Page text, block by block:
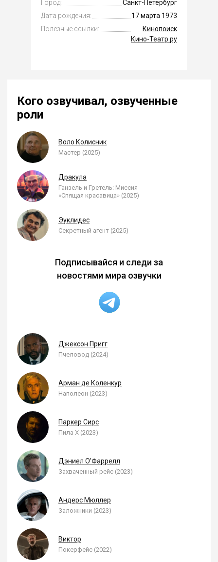
Город:
Санкт-Петербург
Дата рождения:
17 марта 1973
Полезные ссылки:
Кинопоиск
Кино-Театр.ру
Кого озвучивал, озвученные
роли
Воло Колисник
Мастер (2025)
Дракула
Ганзель и Гретель: Миссия
«Спящая красавица» (2025)
Эуклидес
Секретный агент (2025)
Подписывайся и следи за
новостями мира озвучки
Джексон Пригг
Пчеловод (2024)
Арман де Коленкур
Наполеон (2023)
Паркер Сирс
Пила X (2023)
Дэниел О'Фаррелл
Захваченный рейс (2023)
Андерс Мюллер
Заложники (2023)
Виктор
Покерфейс (2022)